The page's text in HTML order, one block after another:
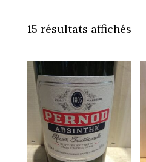
15 résultats affichés